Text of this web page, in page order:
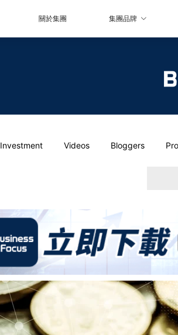
關於集團 集團品牌
Investment Videos Bloggers